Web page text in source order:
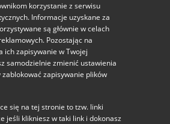
korzystanie z serwisu
Informacje uzyskane za
są głównie w celach
Pozostając na
ich zapisywanie w Twojej
samodzielnie zmienić ustawienia
zapisywanie plików
się na tej stronie to tzw. linki
jeśli klikniesz w taki link i dokonasz